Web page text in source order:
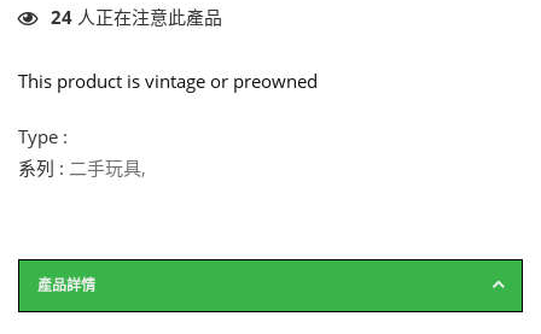
24 人正在注意此產品
This product is vintage or preowned
Type :
系列 : 二手玩具,
產品詳情